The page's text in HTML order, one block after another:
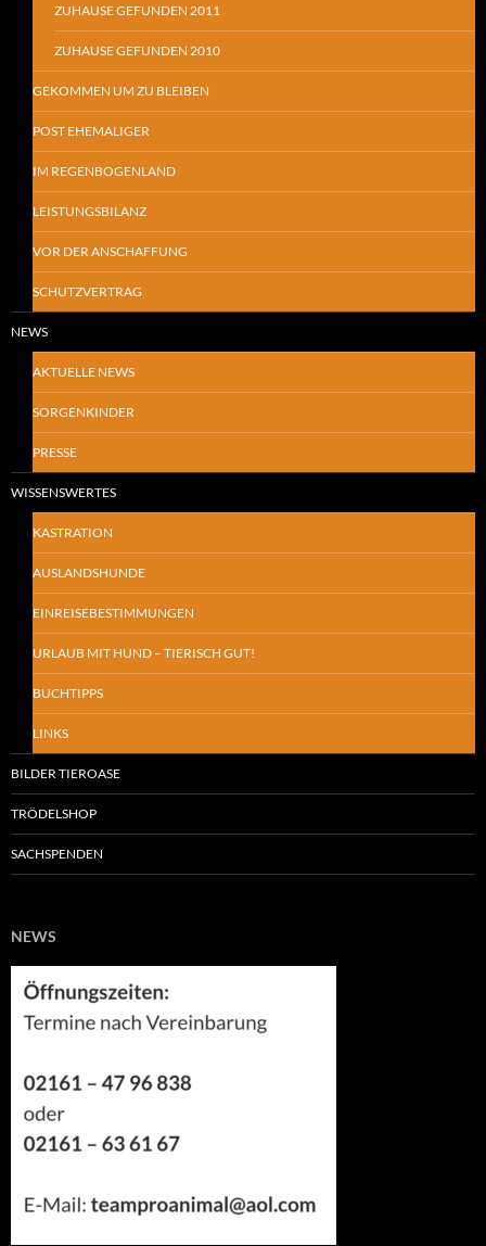
ZUHAUSE GEFUNDEN 2011
ZUHAUSE GEFUNDEN 2010
GEKOMMEN UM ZU BLEIBEN
POST EHEMALIGER
IM REGENBOGENLAND
LEISTUNGSBILANZ
VOR DER ANSCHAFFUNG
SCHUTZVERTRAG
NEWS
AKTUELLE NEWS
SORGENKINDER
PRESSE
WISSENSWERTES
KASTRATION
AUSLANDSHUNDE
EINREISEBESTIMMUNGEN
URLAUB MIT HUND – TIERISCH GUT!
BUCHTIPPS
LINKS
BILDER TIEROASE
TRÖDELSHOP
SACHSPENDEN
NEWS